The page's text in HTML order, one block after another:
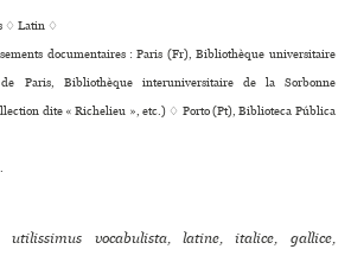
♢Latin ♢
documentaires : Paris (Fr), Bibliothèque uni­ver­si­taire
Paris, Bibliothèque inte­ru­ni­ver­si­taire de la Sorbonne
dite « Richelieu », etc.) ♢ Porto (Pt), Biblioteca Pública
.
utilissimus vocabulista, latine, italice, gallice,